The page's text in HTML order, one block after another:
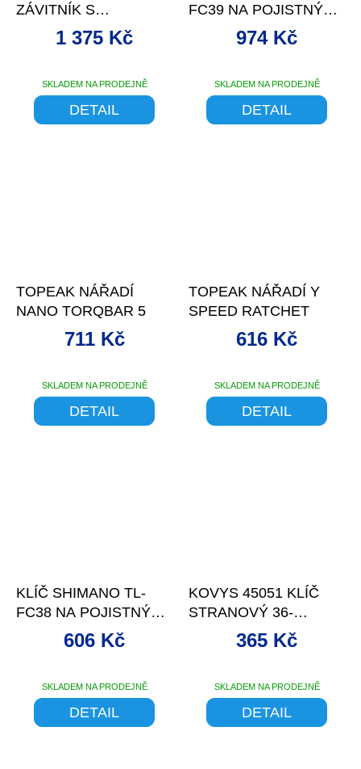
ZÁVITNÍK S
VÝSTRUŽ.M12X1
SKLADEM NA PRODEJNĚ
1 375 Kč
DETAIL
FC39 NA POJISTNÝ
KROUŽEK
PŘEVODNÍK
SKLADEM NA PRODEJNĚ
974 Kč
DETAIL
TOPEAK NÁŘADÍ
NANO TORQBAR 5
SKLADEM NA PRODEJNĚ
711 Kč
DETAIL
TOPEAK NÁŘADÍ Y
SPEED RATCHET
SKLADEM NA PRODEJNĚ
616 Kč
DETAIL
KLÍČ SHIMANO TL-
FC38 NA POJISTNÝ
KROUŽEK
PŘEVODNÍK
SKLADEM NA PRODEJNĚ
606 Kč
DETAIL
KOVYS 45051 KLÍČ
STRANOVÝ 36-
32/3MM
SKLADEM NA PRODEJNĚ
365 Kč
DETAIL